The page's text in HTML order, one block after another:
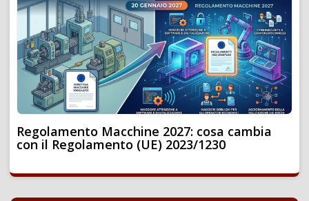
Regolamento Macchine 2027: cosa cambia
con il Regolamento (UE) 2023/1230